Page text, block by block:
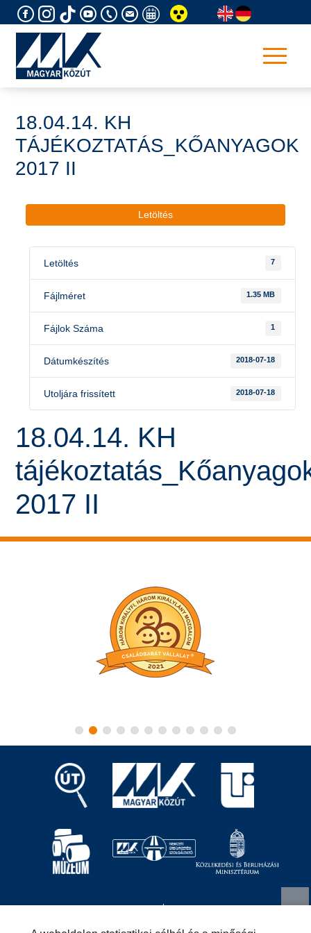
to
18.04.14. KH
TÁJÉKOZTATÁS_KŐANYAGOK
2017 II
Letöltés
Letöltés 7
Fájlméret 1.35 MB
Fájlok Száma 1
Dátumkészítés 2018-07-18
Utoljára frissített 2018-07-18
18.04.14. KH
2017 II